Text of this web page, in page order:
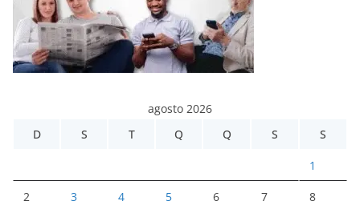
agosto 2026
D
S T Q Q S S
1
2 3 4 5 6 7 8